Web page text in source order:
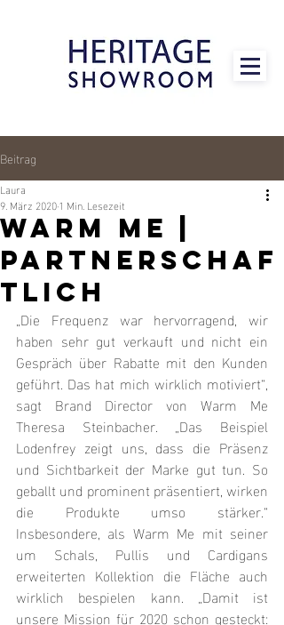
Beitrag
Warm Me |
Partnerschaf
tlich
Laura
9. März 20201 Min. Lesezeit
„Die Frequenz war hervorragend, wir
haben sehr gut verkauft und nicht ein
Gespräch über Rabatte mit den Kunden
geführt. Das hat mich wirklich motiviert“,
sagt Brand Director von Warm Me
Theresa Steinbacher. „Das Beispiel
Lodenfrey zeigt uns, dass die Präsenz
und Sichtbarkeit der Marke gut tun. So
geballt und prominent präsentiert, wirken
die Produkte umso stärker.“
Insbesondere, als Warm Me mit seiner
um Schals, Pullis und Cardigans
erweiterten Kollektion die Fläche auch
wirklich bespielen kann. „Damit ist
unsere Mission für 2020 schon gesteckt: